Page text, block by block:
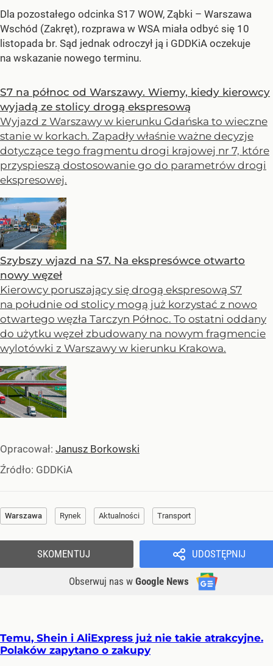
Dla pozostałego odcinka S17 WOW, Ząbki – Warszawa
Wschód (Zakręt), rozprawa w WSA miała odbyć się 10
listopada br. Sąd jednak odroczył ją i GDDKiA oczekuje
na wskazanie nowego terminu.
S7 na północ od Warszawy. Wiemy, kiedy kierowcy
wyjadą ze stolicy drogą ekspresową
Wyjazd z Warszawy w kierunku Gdańska to wieczne
stanie w korkach. Zapadły właśnie ważne decyzje
dotyczące tego fragmentu drogi krajowej nr 7, które
przyspieszą dostosowanie go do parametrów drogi
ekspresowej.
Szybszy wjazd na S7. Na ekspresówce otwarto
nowy węzeł
Kierowcy poruszający się drogą ekspresową S7
na południe od stolicy mogą już korzystać z nowo
otwartego węzła Tarczyn Północ. To ostatni oddany
do użytku węzeł zbudowany na nowym fragmencie
wylotówki z Warszawy w kierunku Krakowa.
Opracował: Janusz Borkowski
Źródło: GDDKiA
Warszawa Rynek Aktualności Transport
UDOSTĘPNIJ
Obserwuj nas w Google News
SKOMENTUJ
Temu, Shein i AliExpress już nie takie atrakcyjne.
Polaków zapytano o zakupy